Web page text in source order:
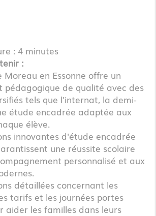
: 4 minutes
:
Moreau en Essonne offre un
pédagogique de qualité avec des
tels que l'internat, la demi-
étude encadrée adaptée aux
élève.
innovantes d'étude encadrée
une réussite scolaire
personnalisé et aux
détaillées concernant les
tarifs et les journées portes
aider les familles dans leurs